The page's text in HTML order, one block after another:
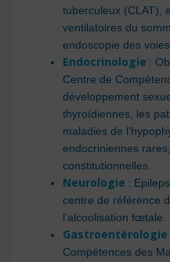
tuberculeux (CLAT),
ventilatoires du
endoscopie des
Endocrinologie :
Centre de
développement
thyroïdiennes, les
maladies de
endocriniennes
constitutionnelles.
Neurologie :
centre de référence
l’alcoolisation fœtale.
Compétences des